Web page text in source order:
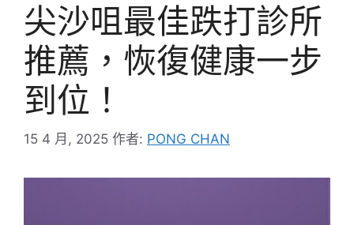
尖沙咀最佳跌打診所
推薦，恢復健康一步
到位！
15 4 月, 2025 作者: PONG CHAN